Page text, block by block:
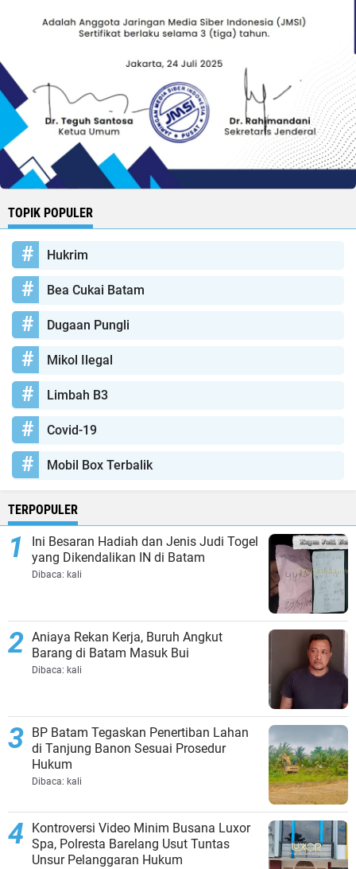
TOPIK POPULER
Hukrim
Bea Cukai Batam
Dugaan Pungli
Mikol Ilegal
Limbah B3
Covid-19
Mobil Box Terbalik
TERPOPULER
Ini Besaran Hadiah dan Jenis Judi Togel
yang Dikendalikan IN di Batam
Dibaca: kali
Aniaya Rekan Kerja, Buruh Angkut
Barang di Batam Masuk Bui
Dibaca: kali
BP Batam Tegaskan Penertiban Lahan
di Tanjung Banon Sesuai Prosedur
Hukum
Dibaca: kali
Kontroversi Video Minim Busana Luxor
Spa, Polresta Barelang Usut Tuntas
Unsur Pelanggaran Hukum